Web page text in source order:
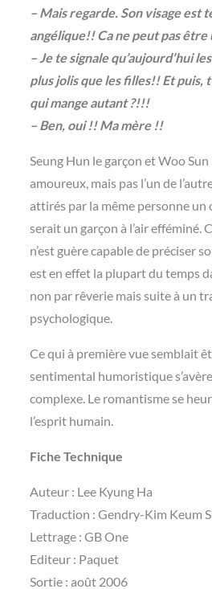
– Mais regarde. Son visage est
angélique!! Ca ne peut pas
– Je te signale qu’aujourd’hui
plus jolis que les filles!! Et puis,
qui mange autant ?!!!
– Ben, oui !! Ma mère !!
Seung Hun le garçon et Woo
amoureux, mais pas l’un de
attirés par la même personne un
serait un garçon à l’air efféminé.
n’est guère capable de préciser
est en effet la plupart du temps
non par rêverie mais suite à un
psychologique.
Ce qui à première vue semblait
sentimental humoristique
complexe. Le romantisme se
l’esprit humain.
Fiche Technique
Auteur : Lee Kyung Ha
Traduction : Gendry-Kim Keum
Lettrage : GB One
Editeur : Paquet
Sortie : août 2006